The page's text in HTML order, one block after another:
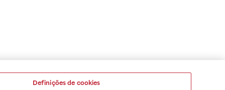
Definições de cookies